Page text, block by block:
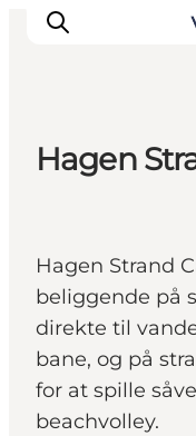
Planlæg dit
Inspiration
Hagen
Hagen Strand
beliggende på
direkte til
bane, og på
for at spille
beachvolley.